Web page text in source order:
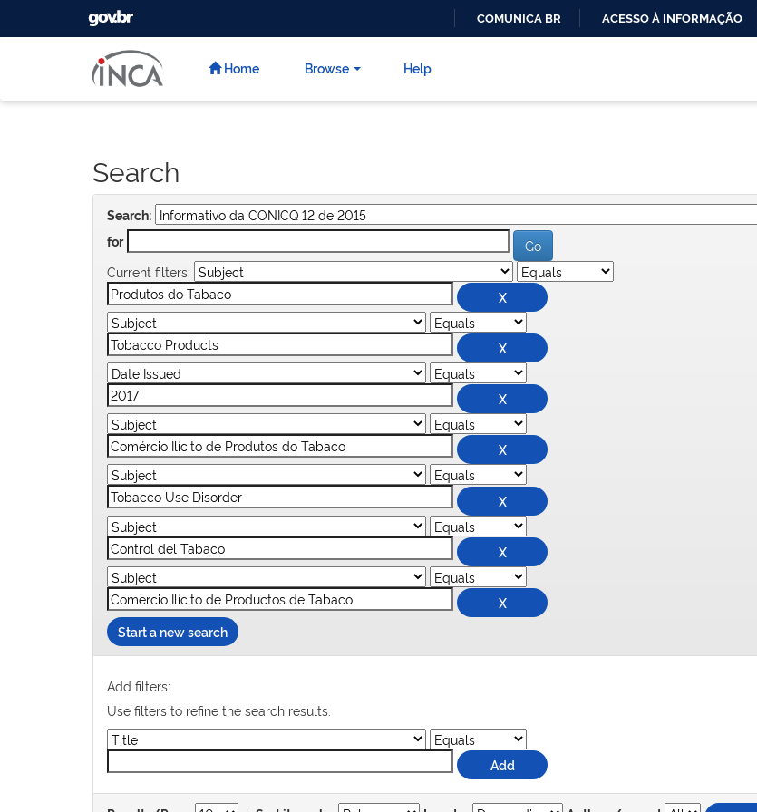
CONTEÚDO
GOVBR
COMUNICA BR ACESSO À INFORMAÇÃO
Home Browse Help
Search
Search:
for
Current filters:
Start a new search
Add filters:
Use filters to refine the search results.